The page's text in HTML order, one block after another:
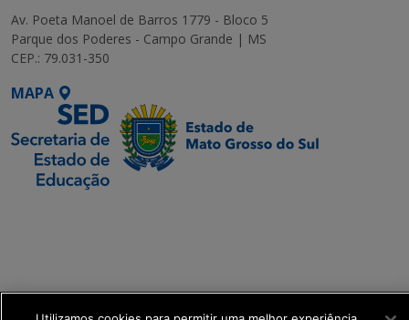
Av. Poeta Manoel de Barros 1779 - Bloco 5
Parque dos Poderes - Campo Grande | MS
CEP.: 79.031-350
MAPA